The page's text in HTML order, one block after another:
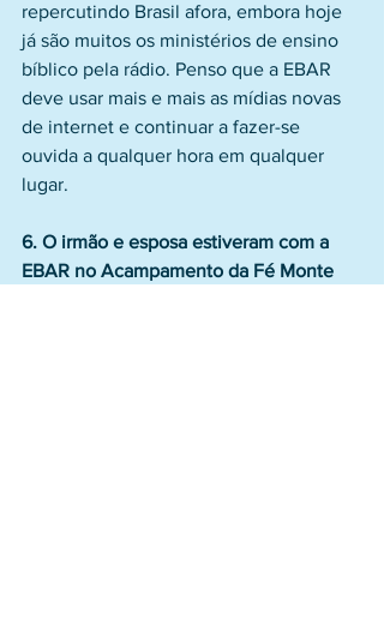
repercutindo Brasil afora, embora hoje
já são muitos os ministérios de ensino
bíblico pela rádio. Penso que a EBAR
deve usar mais e mais as mídias novas
de internet e continuar a fazer-se
ouvida a qualquer hora em qualquer
lugar.
6. O irmão e esposa estiveram com a
EBAR no Acampamento da Fé Monte